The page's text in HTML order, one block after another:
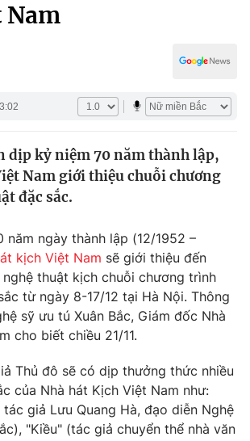
tế
trí
3:02
dịp kỷ niệm 70 năm thành lập,
Nam giới thiệu chuỗi chương
đặc sắc.
năm ngày thành lập (12/1952 –
kịch Việt Nam sẽ giới thiệu đến
thuật kịch chuỗi chương trình
từ ngày 8-17/12 tại Hà Nội. Thông
sỹ ưu tú Xuân Bắc, Giám đốc Nhà
cho biết chiều 21/11.
Thủ đô sẽ có dịp thưởng thức nhiều
của Nhà hát Kịch Việt Nam như:
giả Lưu Quang Hà, đạo diễn Nghệ
"Kiều" (tác giả chuyển thể nhà văn